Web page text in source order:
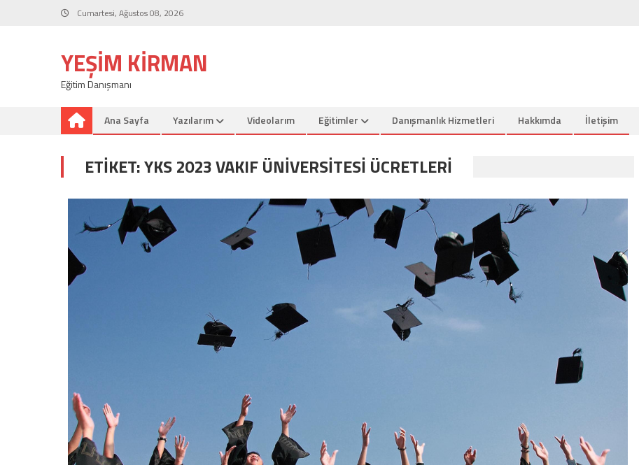
Cumartesi, Ağustos 08, 2026
YEŞIM KIRMAN
Eğitim Danışmanı
Ana Sayfa Yazılarım Videolarım Eğitimler Danışmanlık Hizmetleri Hakkımda İletişim
ETIKET:YKS 2023 VAKIF ÜNIVERSITESI ÜCRETLERI